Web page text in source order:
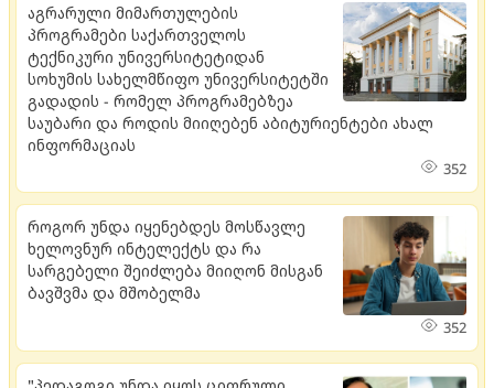
აგრარული მიმართულების
პროგრამები საქართველოს
ტექნიკური უნივერსიტეტიდან
სოხუმის სახელმწიფო უნივერსიტეტში
გადადის - რომელ პროგრამებზეა
საუბარი და როდის მიიღებენ აბიტურიენტები ახალ
ინფორმაციას
352
როგორ უნდა იყენებდეს მოსწავლე
ხელოვნურ ინტელექტს და რა
სარგებელი შეიძლება მიიღონ მისგან
ბავშვმა და მშობელმა
352